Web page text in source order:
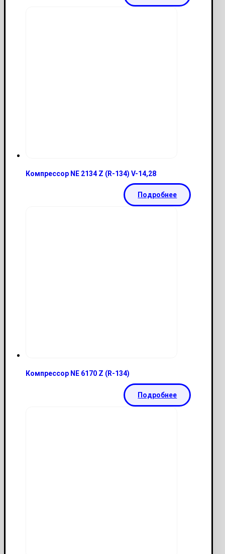
Компрессор NE 2134 Z (R-134) V-14,28
Подробнее
Компрессор NE 6170 Z (R-134)
Подробнее